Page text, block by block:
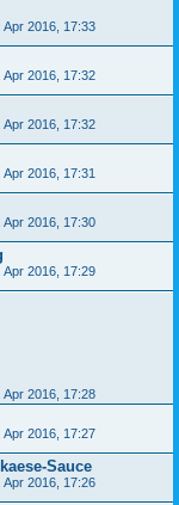
Apr 2016, 17:33
Apr 2016, 17:32
Apr 2016, 17:32
Apr 2016, 17:31
Apr 2016, 17:30
Apr 2016, 17:29
Apr 2016, 17:28
Apr 2016, 17:27
Sauce
Apr 2016, 17:26